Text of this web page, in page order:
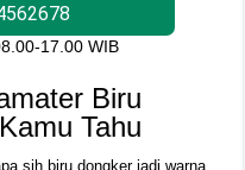
17.00 WIB
Biru
Tahu
sih biru dongker jadi warna